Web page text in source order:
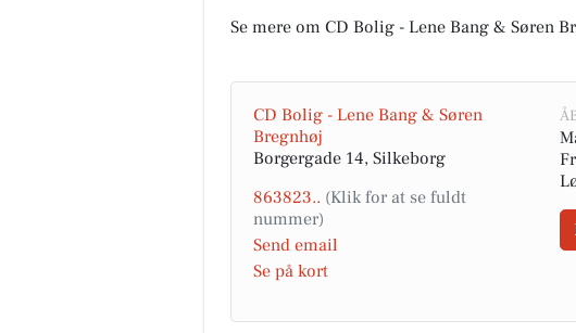
Se mere om CD Bolig - Lene Bang & Søren
CD Bolig - Lene Bang & Søren
Bregnhøj
Borgergade 14, Silkeborg
863823..
Send email
Se på kort